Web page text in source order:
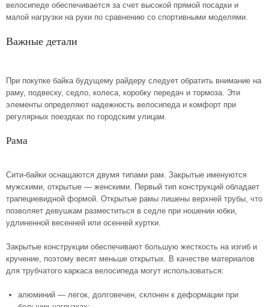
велосипеде обеспечивается за счет высокой прямой посадки и
малой нагрузки на руки по сравнению со спортивными моделями.
Важные детали
При покупке байка будущему райдеру следует обратить внимание на
раму, подвеску, седло, колеса, коробку передач и тормоза. Эти
элементы определяют надежность велосипеда и комфорт при
регулярных поездках по городским улицам.
Рама
Сити-байки оснащаются двумя типами рам. Закрытые именуются
мужскими, открытые — женскими. Первый тип конструкций обладает
трапециевидной формой. Открытые рамы лишены верхней трубы, что
позволяет девушкам разместиться в седле при ношении юбки,
удлиненной весенней или осенней куртки.
Закрытые конструкции обеспечивают большую жесткость на изгиб и
кручение, поэтому весят меньше открытых. В качестве материалов
для трубчатого каркаса велосипеда могут использоваться:
алюминий — легок, долговечен, склонен к деформации при